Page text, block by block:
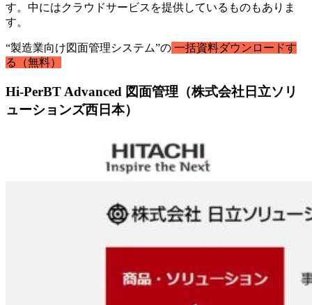
す。中にはクラウドサービスを提供しているものもありま
す。
“製造業向け図面管理システム”の 一括資料ダウンロードす
る（無料）
Hi-PerBT Advanced 図面管理（株式会社日立ソリ
ューションズ西日本）